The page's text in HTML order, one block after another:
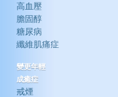
高血壓
膽固醇
糖尿病
纖維肌痛症
變更年輕
成癒症
戒煙